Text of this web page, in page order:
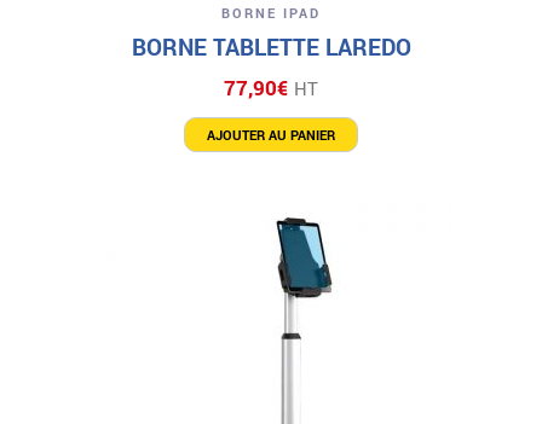
BORNE IPAD
BORNE TABLETTE LAREDO
77,90€ HT
AJOUTER AU PANIER